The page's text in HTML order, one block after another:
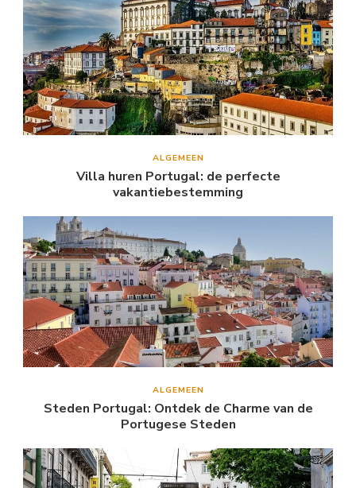
ALGEMEEN
Villa huren Portugal: de perfecte
vakantiebestemming
ALGEMEEN
Steden Portugal: Ontdek de Charme van de
Portugese Steden